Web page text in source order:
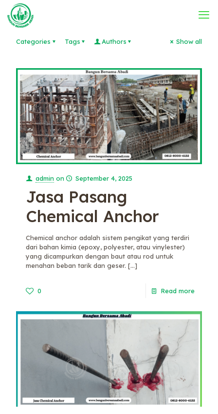
Categories Tags Authors Show all
admin on September 4, 2025
Jasa Pasang
Chemical Anchor
Chemical anchor adalah sistem pengikat yang terdiri
dari bahan kimia (epoxy, polyester, atau vinylester)
yang dicampurkan dengan baut atau rod untuk
menahan beban tarik dan geser. […]
0 Read more